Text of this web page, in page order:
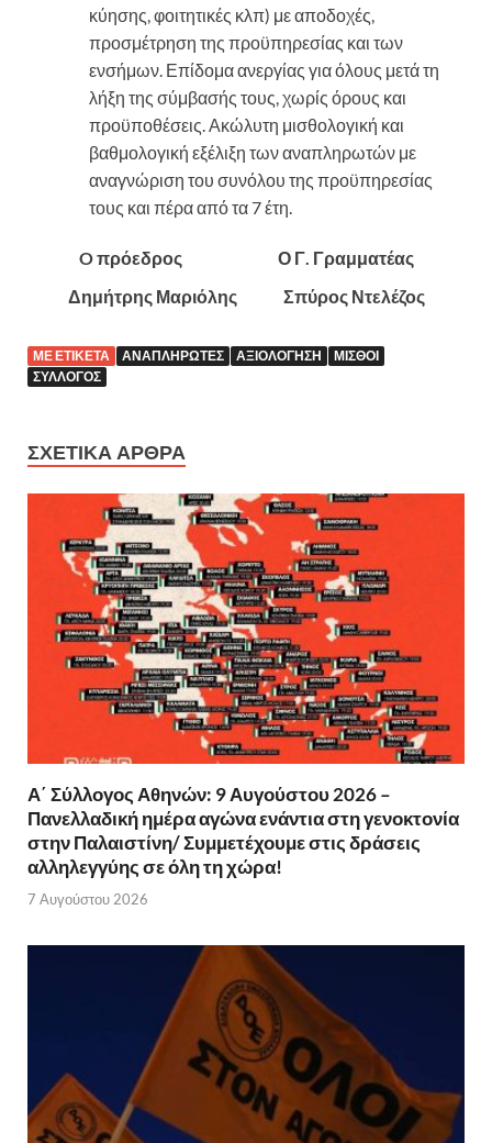
κύησης, φοιτητικές κλπ) με αποδοχές,
προσμέτρηση της προϋπηρεσίας και των
ενσήμων. Επίδομα ανεργίας για όλους μετά τη
λήξη της σύμβασής τους, χωρίς όρους και
προϋποθέσεις. Ακώλυτη μισθολογική και
βαθμολογική εξέλιξη των αναπληρωτών με
αναγνώριση του συνόλου της προϋπηρεσίας
τους και πέρα από τα 7 έτη.
O πρόεδρος Ο Γ. Γραμματέας
Δημήτρης Μαριόλης Σπύρος Ντελέζος
ΜΕ ΕΤΙΚΈΤΑ ΑΝΑΠΛΗΡΩΤΈΣ ΑΞΙΟΛΌΓΗΣΗ
ΜΙΣΘΟΊ
ΣΎΛΛΟΓΟΣ
ΣΧΕΤΙΚΆ ΆΡΘΡΑ
Α΄ Σύλλογος Αθηνών: 9 Αυγούστου 2026 –
Πανελλαδική ημέρα αγώνα ενάντια στη γενοκτονία
στην Παλαιστίνη/ Συμμετέχουμε στις δράσεις
αλληλεγγύης σε όλη τη χώρα!
7 Αυγούστου 2026